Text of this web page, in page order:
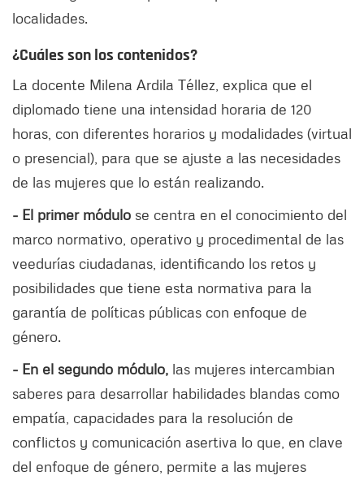
localidades.
¿Cuáles son los contenidos?
La docente Milena Ardila Téllez, explica que el
diplomado tiene una intensidad horaria de 120
horas, con diferentes horarios y modalidades (virtual
o presencial), para que se ajuste a las necesidades
de las mujeres que lo están realizando.
- El primer módulo se centra en el conocimiento del
marco normativo, operativo y procedimental de las
veedurías ciudadanas, identificando los retos y
posibilidades que tiene esta normativa para la
garantía de políticas públicas con enfoque de
género.
- En el segundo módulo, las mujeres intercambian
saberes para desarrollar habilidades blandas como
empatía, capacidades para la resolución de
conflictos y comunicación asertiva lo que, en clave
del enfoque de género, permite a las mujeres